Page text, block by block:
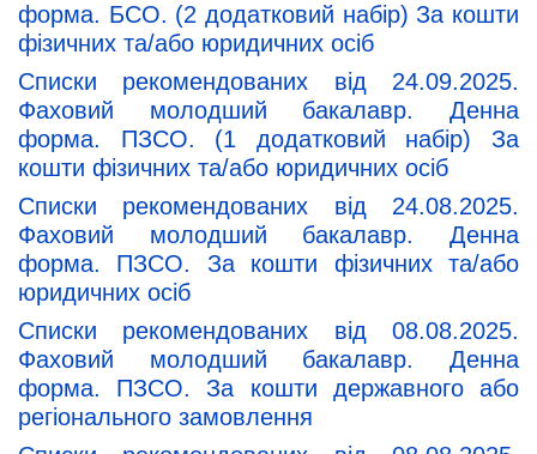
форма. БСО. (2 додатковий набір) За кошти
фізичних та/або юридичних осіб
Списки рекомендованих від 24.09.2025.
Фаховий молодший бакалавр. Денна
форма. ПЗСО. (1 додатковий набір) За
кошти фізичних та/або юридичних осіб
Списки рекомендованих від 24.08.2025.
Фаховий молодший бакалавр. Денна
форма. ПЗСО. За кошти фізичних та/або
юридичних осіб
Списки рекомендованих від 08.08.2025.
Фаховий молодший бакалавр. Денна
форма. ПЗСО. За кошти державного або
регіонального замовлення